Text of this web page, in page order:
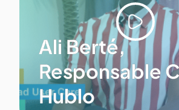
Ali Berté,
Responsable
Hublo